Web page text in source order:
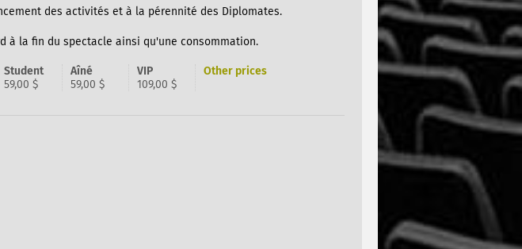
des activités et à la pérennité des Diplomates.
à la fin du spectacle ainsi qu'une consommation.
Student
59,00 $
Aîné
59,00 $
VIP
109,00 $
Other prices